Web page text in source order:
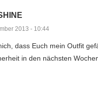
2013 - 10:44
dass Euch mein Outfit
in den nächsten